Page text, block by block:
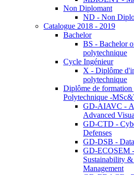
Non Diplomant
ND - Non
Catalogue 2018 - 2019
Bachelor
BS - Bachelor
polytechnique
Cycle Ingénieur
X - Diplôme
polytechnique
Diplôme de formation
Polytechnique -
GD-AIAVC -
Advanced
GD-CTD -
Defenses
GD-DSB -
GD-ECOSEM
Sustainability
Management